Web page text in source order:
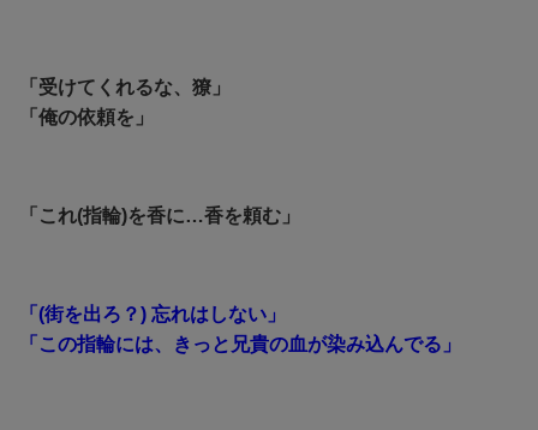
「受けてくれるな、獠」
「俺の依頼を」
「これ(指輪)を香に…香を頼む」
「(街を出ろ？) 忘れはしない」
「この指輪には、きっと兄貴の血が染み込んでる」